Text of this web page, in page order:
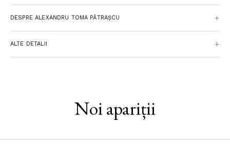
despre primele microscoape, despre teoria germenilor și despre
descifrarea misterelor sistemului imunitar. O călătorie la finalul
căreia înțelegem cum funcționează știința și de ce trebuie să avem
încredere în ea.
„Meșteșugul vaccinarisitului“ în Principatele Române • De la
miasme la semințele bolilor • Oare se nasc șoarecii din cârpe
murdare? • Boala canibalilor • Primele vaccinuri • „Îmblânzirea“
DESPRE ALEXANDRU TOMA PĂTRAȘCU
ALTE DETALII
Noi apariții